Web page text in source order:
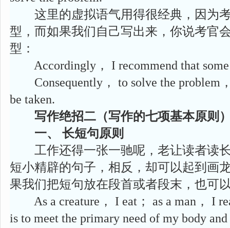
这里的虚拟语气用得很经典，因为
型，而如果我们自己写出来，你说考官
型：
Accordingly， I recommend that some
Consequently， to solve the problem，
be taken.
写作绝招二（写作的七项基本原则
一、 长短句原则
工作还得一张一驰呢，老让读者读
短小精辟的句子，相反，却可以起到画
果我们把短句放在段首或者段末，也可
As a creature， I eat； as a man， I
is to meet the primary need of my body